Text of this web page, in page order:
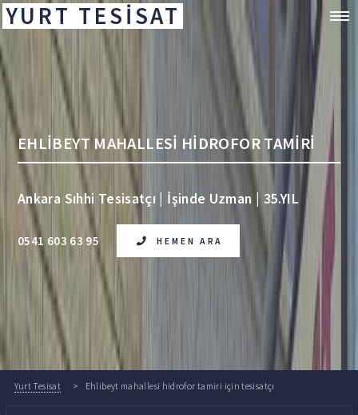
YURT TESİSAT
EHLİBEYT MAHALLESİ HİDROFOR TAMİRİ
Ankara Sıhhi Tesisatçı | İşinde Uzman | 35.YIL
0541 603 63 95 HEMEN ARA
Yurt Tesisat Ehlibeyt mahallesi hidrofor tamiri için tesisatçı